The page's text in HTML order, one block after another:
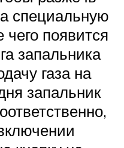
специальную
чего появится
запальника
газа на
запальник